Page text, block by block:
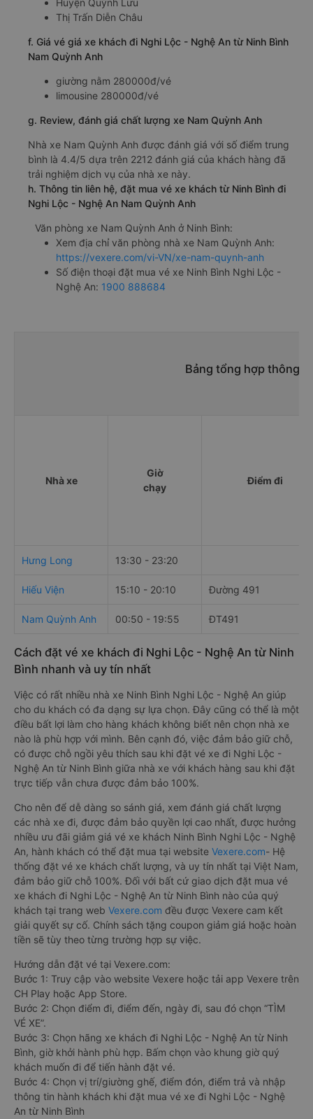
Huyện Quỳnh Lưu
Thị Trấn Diễn Châu
f. Giá vé giá xe khách đi Nghi Lộc - Nghệ An từ Ninh Bình
Nam Quỳnh Anh
giường nằm 280000đ/vé
limousine 280000đ/vé
g. Review, đánh giá chất lượng xe Nam Quỳnh Anh
Nhà xe Nam Quỳnh Anh được đánh giá với số điểm trung
bình là 4.4/5 dựa trên 2212 đánh giá của khách hàng đã
trải nghiệm dịch vụ của nhà xe này.
h. Thông tin liên hệ, đặt mua vé xe khách từ Ninh Bình đi
Nghi Lộc - Nghệ An Nam Quỳnh Anh
Văn phòng xe Nam Quỳnh Anh ở Ninh Bình:
Xem địa chỉ văn phòng nhà xe Nam Quỳnh Anh:
https://vexere.com/vi-VN/xe-nam-quynh-anh
Số điện thoại đặt mua vé xe Ninh Bình Nghi Lộc -
Nghệ An: 1900 888684
Bảng tổng hợp thông
Nhà xe
Giờ
chạy
Điểm đi
Hưng Long 13:30 - 23:20
Hiếu Viện 15:10 - 20:10 Đường 491
Nam Quỳnh Anh 00:50 - 19:55 ĐT491
Cách đặt vé xe khách đi Nghi Lộc - Nghệ An từ Ninh
Bình nhanh và uy tín nhất
Việc có rất nhiều nhà xe Ninh Bình Nghi Lộc - Nghệ An giúp
cho du khách có đa dạng sự lựa chọn. Đây cũng có thể là một
điều bất lợi làm cho hàng khách không biết nên chọn nhà xe
nào là phù hợp với mình. Bên cạnh đó, việc đảm bảo giữ chỗ,
có được chỗ ngồi yêu thích sau khi đặt vé xe đi Nghi Lộc -
Nghệ An từ Ninh Bình giữa nhà xe với khách hàng sau khi đặt
trực tiếp vẫn chưa được đảm bảo 100%.
Cho nên để dễ dàng so sánh giá, xem đánh giá chất lượng
các nhà xe đi, được đảm bảo quyền lợi cao nhất, được hưởng
nhiều ưu đãi giảm giá vé xe khách Ninh Bình Nghi Lộc - Nghệ
An, hành khách có thể đặt mua tại website Vexere.com- Hệ
thống đặt vé xe khách chất lượng, và uy tín nhất tại Việt Nam,
đảm bảo giữ chỗ 100%. Đối với bất cứ giao dịch đặt mua vé
xe khách đi Nghi Lộc - Nghệ An từ Ninh Bình nào của quý
khách tại trang web Vexere.com đều được Vexere cam kết
giải quyết sự cố. Chính sách tặng coupon giảm giá hoặc hoàn
tiền sẽ tùy theo từng trường hợp sự việc.
Hướng dẫn đặt vé tại Vexere.com:
Bước 1: Truy cập vào website Vexere hoặc tải app Vexere trên
CH Play hoặc App Store.
Bước 2: Chọn điểm đi, điểm đến, ngày đi, sau đó chọn “TÌM
VÉ XE”.
Bước 3: Chọn hãng xe khách đi Nghi Lộc - Nghệ An từ Ninh
Bình, giờ khởi hành phù hợp. Bấm chọn vào khung giờ quý
khách muốn đi để tiến hành đặt vé.
Bước 4: Chọn vị trí/giường ghế, điểm đón, điểm trả và nhập
thông tin hành khách khi đặt mua vé xe đi Nghi Lộc - Nghệ
An từ Ninh Bình